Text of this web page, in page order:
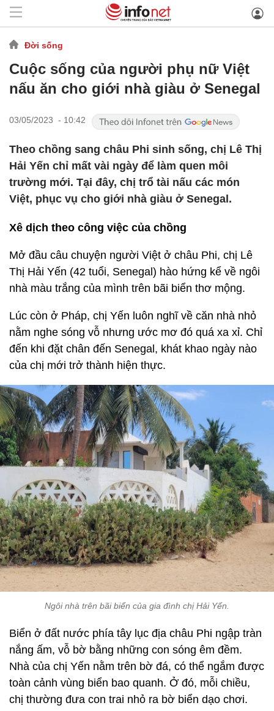
Đời sống
Cuộc sống của người phụ nữ Việt
nấu ăn cho giới nhà giàu ở Senegal
03/05/2023 - 10:42
Theo chồng sang châu Phi sinh sống, chị Lê Thị
Hải Yến chỉ mất vài ngày để làm quen môi
trường mới. Tại đây, chị trổ tài nấu các món
Việt, phục vụ cho giới nhà giàu ở Senegal.
Xê dịch theo công việc của chồng
Mở đầu câu chuyện người Việt ở châu Phi, chị Lê
Thị Hải Yến (42 tuổi, Senegal) hào hứng kể về ngôi
nhà màu trắng của mình trên bãi biển thơ mộng.
Lúc còn ở Pháp, chị Yến luôn nghĩ về căn nhà nhỏ
nằm nghe sóng vỗ nhưng ước mơ đó quá xa xỉ. Chỉ
đến khi đặt chân đến Senegal, khát khao ngày nào
của chị mới trở thành hiện thực.
Ngôi nhà trên bãi biển của gia đình chị Hải Yến.
Biển ở đất nước phía tây lục địa châu Phi ngập tràn
nắng ấm, vỗ bờ bằng những con sóng êm đềm.
Nhà của chị Yến nằm trên bờ đá, có thể ngắm được
toàn cảnh vùng biển bao quanh. Ở đó, mỗi chiều,
chị thường đưa con trai nhỏ ra bờ biển dạo chơi.